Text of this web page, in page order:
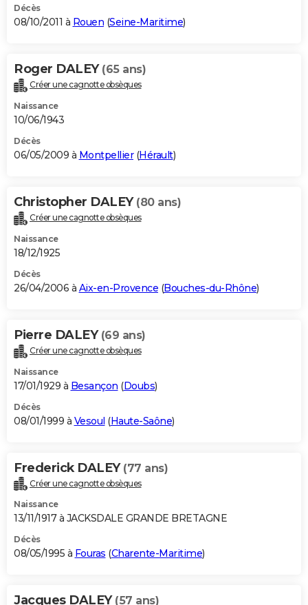
Décès
08/10/2011 à Rouen (Seine-Maritime)
Roger DALEY (65 ans)
Créer une cagnotte obsèques
Naissance
10/06/1943
Décès
06/05/2009 à Montpellier(Hérault)
Christopher DALEY (80 ans)
Créer une cagnotte obsèques
Naissance
18/12/1925
Décès
26/04/2006 à Aix-en-Provence (Bouches-du-Rhône)
Pierre DALEY (69 ans)
Créer une cagnotte obsèques
Naissance
17/01/1929 à Besançon (Doubs)
Décès
08/01/1999 à Vesoul (Haute-Saône)
Frederick DALEY (77 ans)
Créer une cagnotte obsèques
Naissance
13/11/1917 à JACKSDALE GRANDE BRETAGNE
Décès
08/05/1995 à Fouras (Charente-Maritime)
Jacques DALEY (57 ans)